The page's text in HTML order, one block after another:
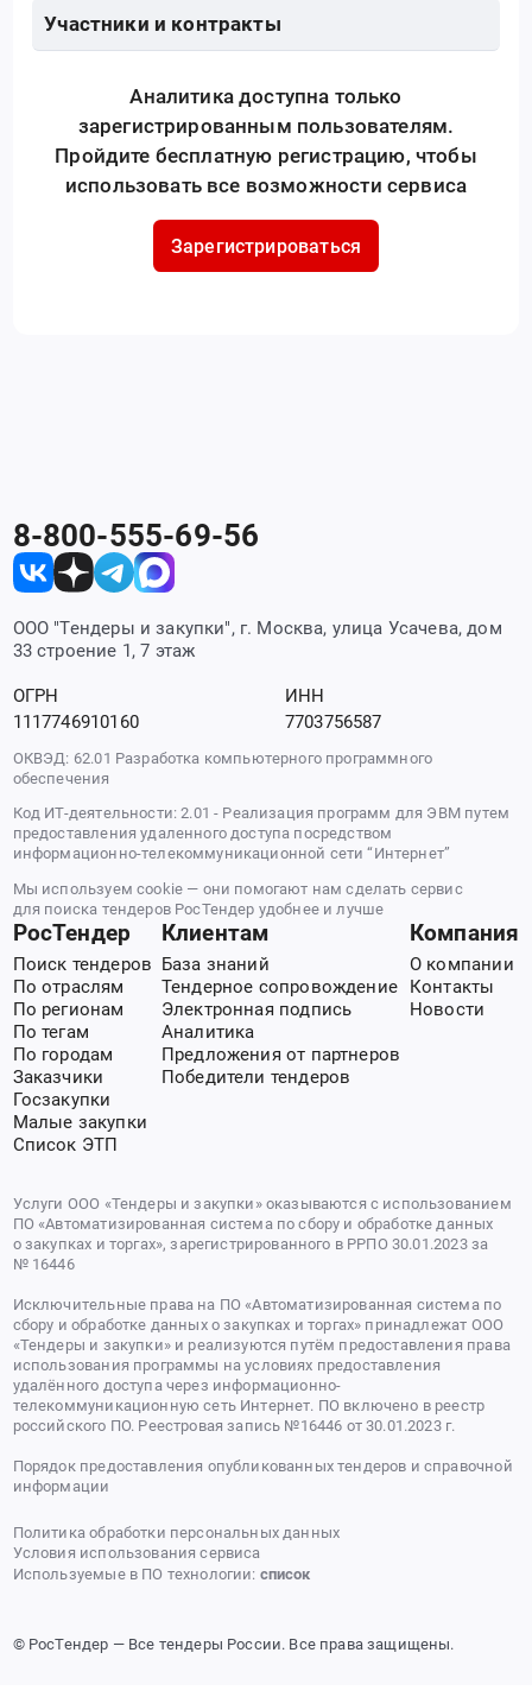
Участники и контракты
Аналитика доступна только
зарегистрированным пользователям.
Пройдите бесплатную регистрацию, чтобы
использовать все возможности сервиса
Зарегистрироваться
8-800-555-69-56
ООО "Тендеры и закупки", г. Москва, улица Усачева, дом
33 строение 1, 7 этаж
ОГРН
1117746910160
ИНН
7703756587
ОКВЭД: 62.01 Разработка компьютерного программного
обеспечения
Код ИТ-деятельности: 2.01 - Реализация программ для ЭВМ путем
предоставления удаленного доступа посредством
информационно-телекоммуникационной сети “Интернет”
Мы используем cookie — они помогают нам сделать сервис
для поиска тендеров РосТендер удобнее и лучше
РосТендер
Поиск тендеров
По отраслям
По регионам
По тегам
По городам
Заказчики
Госзакупки
Малые закупки
Список ЭТП
Клиентам
База знаний
Тендерное сопровождение
Электронная подпись
Аналитика
Предложения от партнеров
Победители тендеров
Компания
О компании
Контакты
Новости
Услуги ООО «Тендеры и закупки» оказываются с использованием
ПО «Автоматизированная система по сбору и обработке данных
о закупках и торгах», зарегистрированного в РРПО 30.01.2023 за
№ 16446
Исключительные права на ПО «Автоматизированная система по
сбору и обработке данных о закупках и торгах» принадлежат ООО
«Тендеры и закупки» и реализуются путём предоставления права
использования программы на условиях предоставления
удалённого доступа через информационно-
телекоммуникационную сеть Интернет. ПО включено в реестр
российского ПО. Реестровая запись №16446 от 30.01.2023 г.
Порядок предоставления опубликованных тендеров и справочной
информации
Политика обработки персональных данных
Условия использования сервиса
Используемые в ПО технологии: список
© РосТендер — Все тендеры России. Все права защищены.